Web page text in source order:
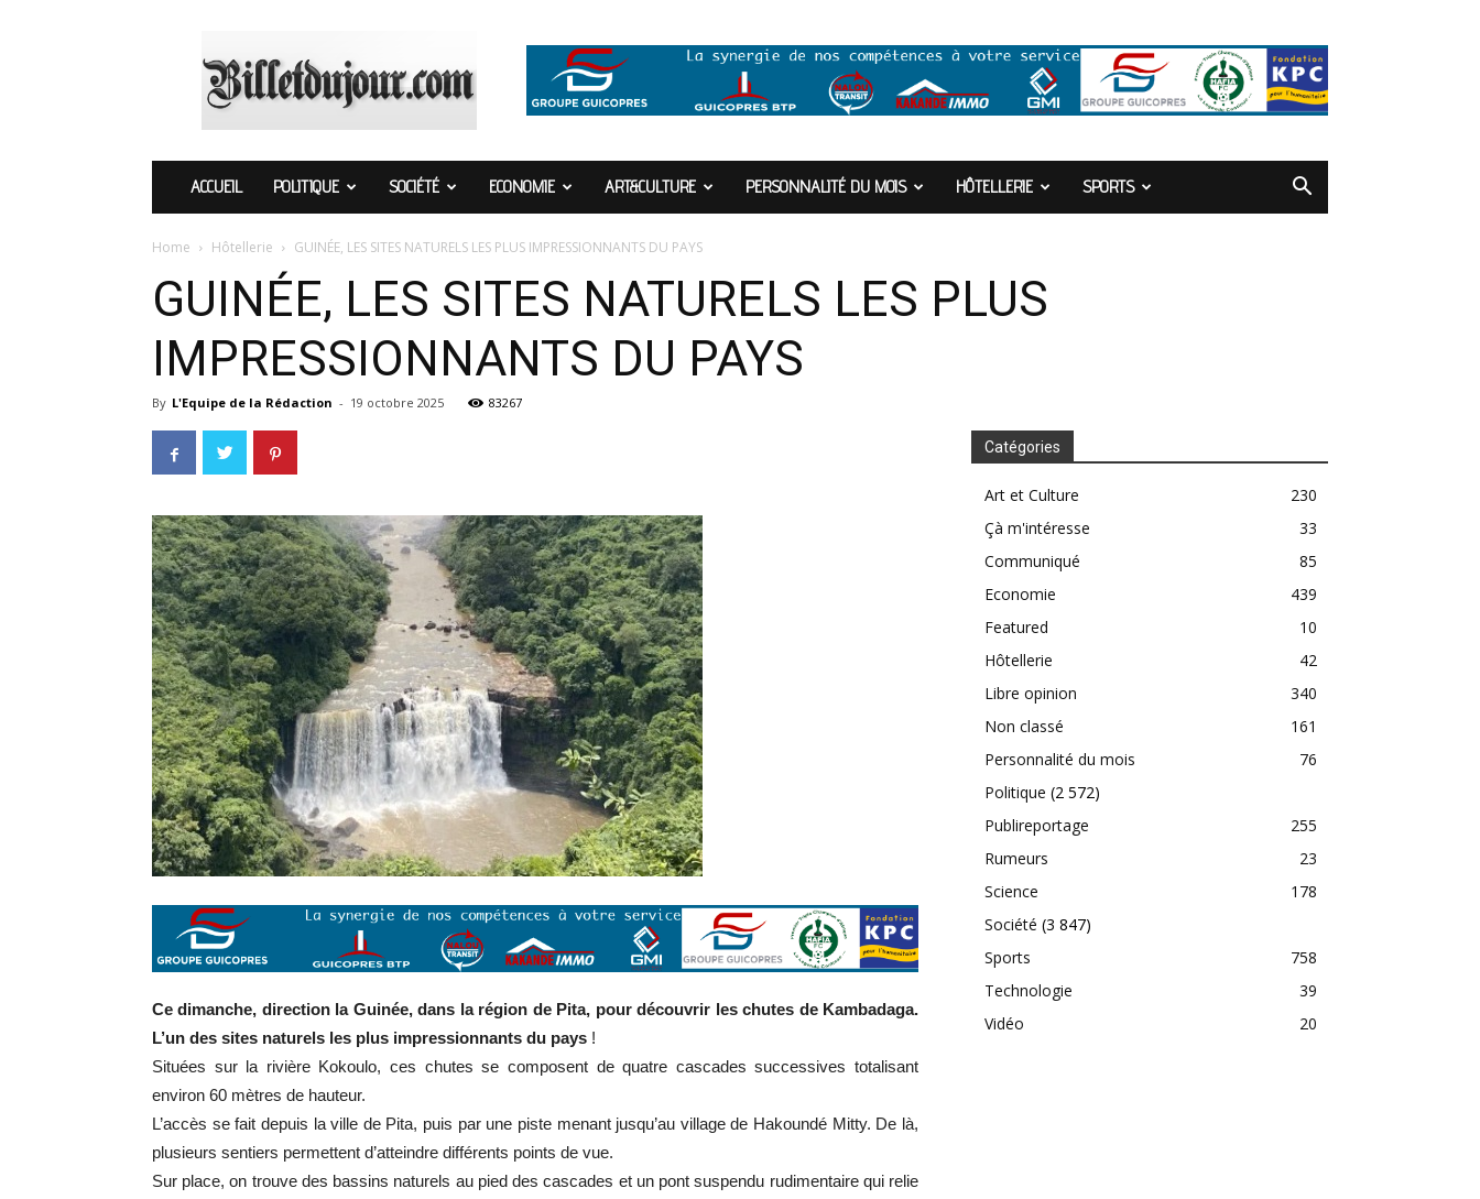
ACCUEIL POLITIQUE SOCIÉTÉ ECONOMIE ART&CULTURE PERSONNALITÉ DU MOIS HÔTELLERIE SPORTS
Home Hôtellerie GUINÉE, LES SITES NATURELS LES PLUS IMPRESSIONNANTS DU PAYS
GUINÉE, LES SITES NATURELS LES PLUS
IMPRESSIONNANTS DU PAYS
By L'Equipe de la Rédaction - 19 octobre 2025 83267
Ce dimanche, direction la Guinée, dans la région de Pita, pour découvrir les chutes de Kambadaga.
L’un des sites naturels les plus impressionnants du pays !
Situées sur la rivière Kokoulo, ces chutes se composent de quatre cascades successives totalisant
environ 60 mètres de hauteur.
L’accès se fait depuis la ville de Pita, puis par une piste menant jusqu’au village de Hakoundé Mitty. De là,
plusieurs sentiers permettent d’atteindre différents points de vue.
Sur place, on trouve des bassins naturels au pied des cascades et un pont suspendu rudimentaire qui relie
Catégories
Art et Culture
230
Çà m'intéresse
33
Communiqué
85
Economie
439
Featured
10
Hôtellerie
42
Libre opinion
340
Non classé
161
Personnalité du mois
76
Politique (2 572)
Publireportage
255
Rumeurs
23
Science
178
Société (3 847)
Sports
758
Technologie
39
Vidéo
20